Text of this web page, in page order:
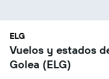
ELG
Vuelos y estados
Golea (ELG)